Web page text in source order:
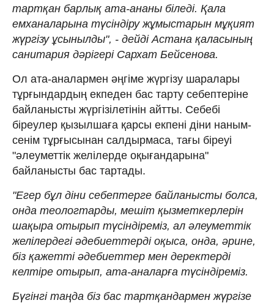
тартқан барлық ата-ананы біледі. Қала
емханаларына түсіндіру жұмыстарын мұқият
жүргізу ұсынылды", - дейді Астана қаласының
санитария дәрігері Сархат Бейсенова.
Ол ата-аналармен әңгіме жүргізу шаралары
тұрғындардың екпеден бас тарту себептеріне
байланысты жүргізілетінін айтты. Себебі
біреулер қызылшаға қарсы екпені діни наным-
сенім тұрғысынан салдырмаса, тағы біреуі
"әлеуметтік желілерде оқығандарына"
байланысты бас тартады.
"Егер бұл діни себептерге байланысты болса,
онда теологтарды, мешіт қызметкерлерін
шақыра отырып түсіндіреміз, ал әлеуметтік
желілердегі әдебиеттерді оқыса, онда, әрине,
біз қажетті әдебиеттер мен деректерді
келтіре отырып, ата-аналарға түсіндіреміз.
Бүгінгі таңда біз бас тартқандармен жүргізе